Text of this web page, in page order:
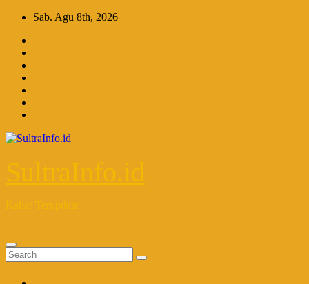
Skip
content
Sab. Agu 8th, 2026
SultraInfo.id
Kabar Terupdate